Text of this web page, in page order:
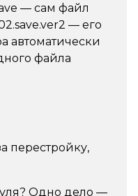
— сам файл
— его
автоматически
файла
перестройку,
Одно дело —